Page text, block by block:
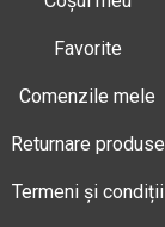
Favorite
Comenzile mele
Returnare produse
Termeni și condiții